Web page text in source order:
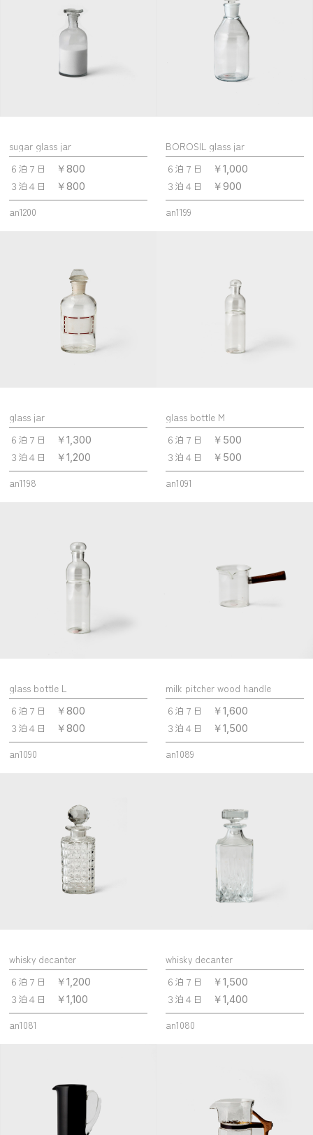
sugar glass jar
６泊７日
￥800
３泊４日 ￥800
an1200
BOROSIL glass jar
６泊７日
￥1,000
３泊４日 ￥900
an1199
glass jar
６泊７日
￥1,300
３泊４日 ￥1,200
an1198
glass bottle M
６泊７日
￥500
３泊４日 ￥500
an1091
glass bottle L
６泊７日
￥800
３泊４日 ￥800
an1090
milk pitcher wood handle
６泊７日
￥1,600
３泊４日 ￥1,500
an1089
whisky decanter
６泊７日
￥1,200
３泊４日 ￥1,100
an1081
whisky decanter
６泊７日
￥1,500
３泊４日 ￥1,400
an1080